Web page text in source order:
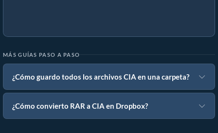
MÁS GUÍAS PASO A PASO
¿Cómo guardo todos los archivos CIA en una carpeta?
¿Cómo convierto RAR a CIA en Dropbox?